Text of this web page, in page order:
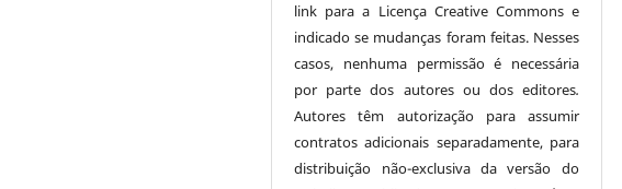
link para a Licença Creative Commons e
indicado se mudanças foram feitas. Nesses
casos, nenhuma permissão é necessária
por parte dos autores ou dos editores.
Autores têm autorização para assumir
contratos adicionais separadamente, para
distribuição não-exclusiva da versão do